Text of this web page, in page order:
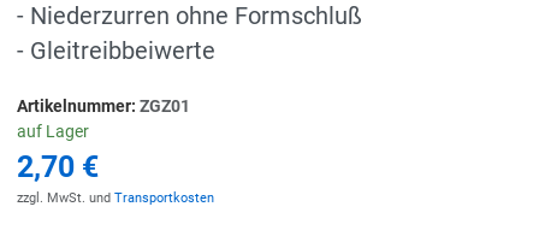
- Niederzurren ohne Formschluß
- Gleitreibbeiwerte
Artikelnummer: ZGZ01
auf Lager
2,70 €
zzgl. MwSt. und Transportkosten